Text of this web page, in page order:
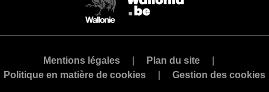
Mentions légales
Plan du site
Politique en matière de cookies
Gestion des cookies